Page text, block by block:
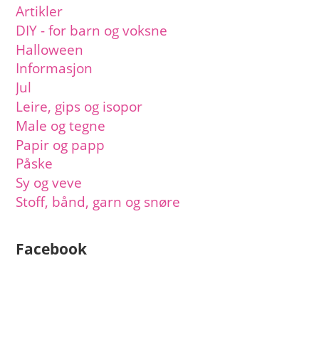
Artikler
DIY - for barn og voksne
Halloween
Informasjon
Jul
Leire, gips og isopor
Male og tegne
Papir og papp
Påske
Sy og veve
Stoff, bånd, garn og snøre
Facebook